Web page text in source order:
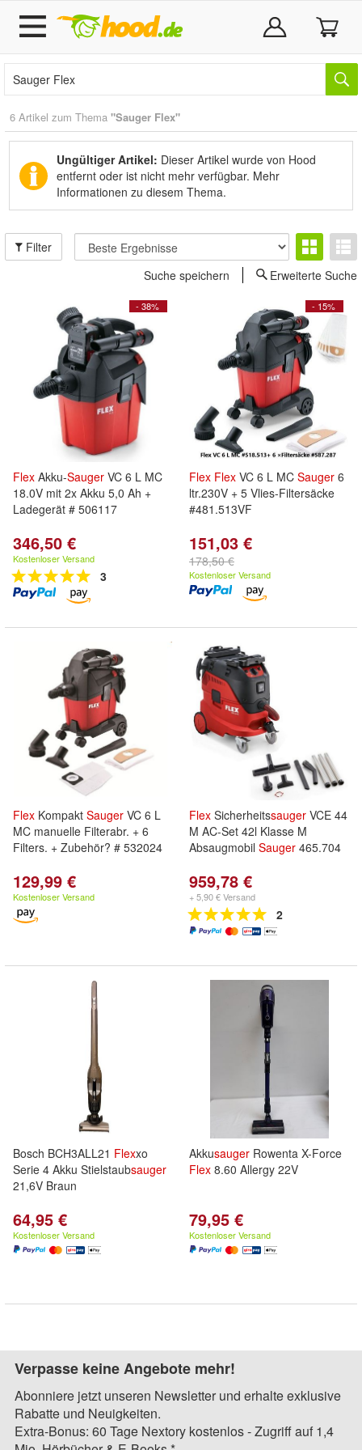
6 Artikel zum Thema "Sauger Flex"
Ungültiger Artikel: Dieser Artikel wurde von Hood
entfernt oder ist nicht mehr verfügbar. Mehr
Informationen zu diesem Thema.
Filter
Suche speichern
Erweiterte Suche
- 38%
Flex Akku-Sauger VC 6 L MC
18.0V mit 2x Akku 5,0 Ah +
Ladegerät # 506117
346,50 €
Kostenloser Versand
3
- 15%
Flex Flex VC 6 L MC Sauger 6
ltr.230V + 5 Vlies-Filtersäcke
#481.513VF
151,03 €
178,50 €
Kostenloser Versand
Flex Kompakt Sauger VC 6 L
MC manuelle Filterabr. + 6
Filters. + Zubehör? # 532024
129,99 €
Kostenloser Versand
Flex Sicherheitssauger VCE 44
M AC-Set 42l Klasse M
Absaugmobil Sauger 465.704
959,78 €
+ 5,90 € Versand
2
Bosch BCH3ALL21 Flexxo
Serie 4 Akku Stielstaubsauger
21,6V Braun
64,95 €
Kostenloser Versand
Akkusauger Rowenta X-Force
Flex 8.60 Allergy 22V
79,95 €
Kostenloser Versand
Verpasse keine Angebote mehr!
Abonniere jetzt unseren Newsletter und erhalte exklusive
Rabatte und Neuigkeiten.
Extra-Bonus: 60 Tage Nextory kostenlos - Zugriff auf 1,4